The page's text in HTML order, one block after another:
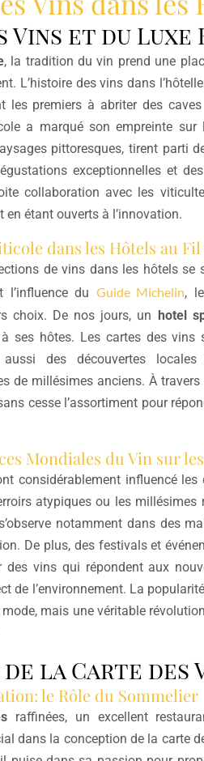
Vins et du
, la tradition du vin prend une
L’histoire des vins dans
les premiers à abriter des
a marqué son empreinte
pittoresques, tirent parti
exceptionnelles et
collaboration avec les
étant ouverts à l’innovation.
dans les Hôtels au Fil
de vins dans les hôtels se
l’influence du Guide Michelin,
choix. De nos jours, un hotel
ses hôtes. Les cartes des
des découvertes
de millésimes anciens. À
cesse l’assortiment pour
Mondiales du Vin sur
considérablement influencé
atypiques ou les
notamment dans des
De plus, des festivals et
des vins qui répondent aux
de l’environnement. La
mode, mais une véritable
la Carte des
le Rôle du Sommelier
raffinées, un excellent
dans la conception de la carte